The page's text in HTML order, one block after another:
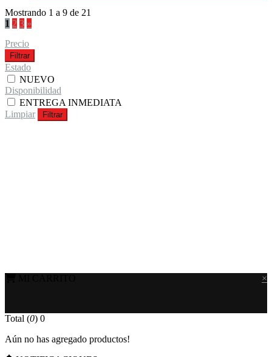
Mostrando 1 a 9 de 21
1 2 3 »
Precio
Filtrar
Estado
NUEVO
Disponibilidad
ENTREGA INMEDIATA
Limpiar
Filtrar
×
Total (0) 0
Aún no has agregado productos!